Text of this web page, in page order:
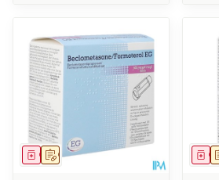
Op voorschrift
Geneesmiddel